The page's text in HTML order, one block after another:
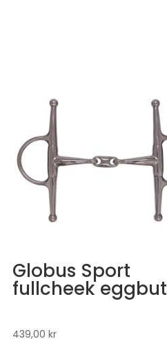
Globus Sport
fullcheek eggbut
439,00kr